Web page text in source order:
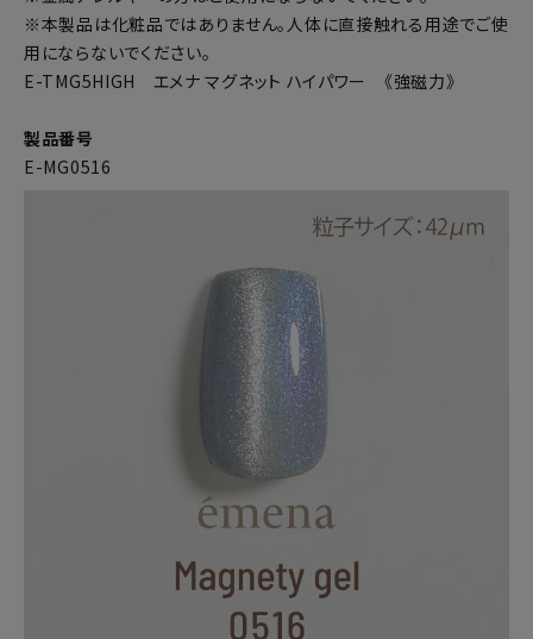
※本製品は化粧品ではありません。人体に直接触れる用途でご使
用にならないでください。
E-TMG5HIGH エメナ マグネット ハイパワー 《強磁力》
製品番号
E-MG0516